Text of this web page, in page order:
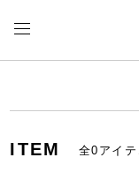
ITEM 全0アイテ